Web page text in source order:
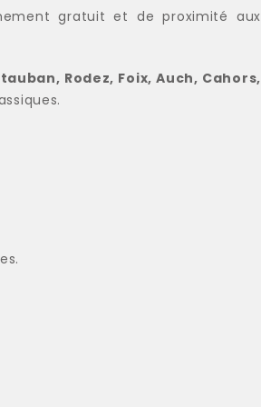
gratuit et de proximité aux
Rodez, Foix, Auch, Cahors,